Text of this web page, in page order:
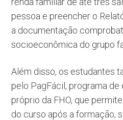
pessoa e preencher o
a documentação
socioeconômica do grupo
Além disso, os estudantes
pelo PagFácil, programa de
próprio da FHO, que
do curso após a formação,